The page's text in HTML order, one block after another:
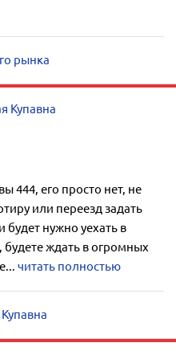
рынка
Купавна
444, его просто нет, не
или переезд задать
будет нужно уехать в
ждать в огромных
читать полностью